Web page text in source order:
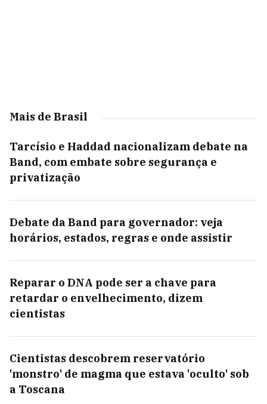
Mais de Brasil
Tarcísio e Haddad nacionalizam debate na
Band, com embate sobre segurança e
privatização
Debate da Band para governador: veja
horários, estados, regras e onde assistir
Reparar o DNA pode ser a chave para
retardar o envelhecimento, dizem
cientistas
Cientistas descobrem reservatório
'monstro' de magma que estava 'oculto' sob
a Toscana